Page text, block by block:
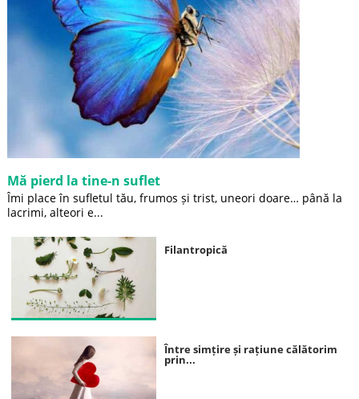
Mă pierd la tine-n suflet
Îmi place în sufletul tău, frumos și trist, uneori doare… până la
lacrimi, alteori e...
Filantropică
Între simțire și rațiune călătorim
prin...